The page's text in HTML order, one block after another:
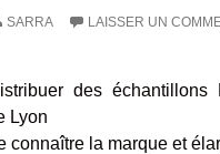
SARRA LAISSER UN
des échantillons
Lyon
connaître la marque et